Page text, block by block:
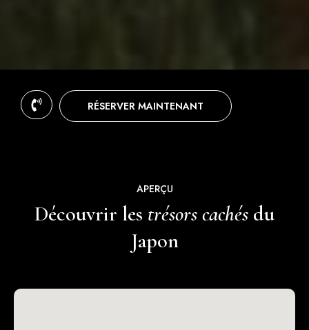
RÉSERVER MAINTENANT
APERÇU
Découvrir les trésors cachés du
Japon